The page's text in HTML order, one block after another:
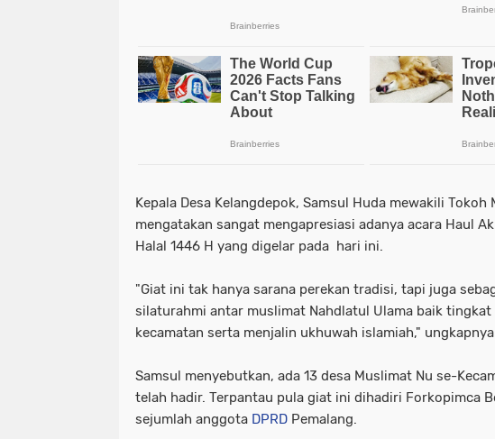
Kepala Desa Kelangdepok, Samsul Huda mewakili Tokoh
mengatakan sangat mengapresiasi adanya acara Haul
Halal 1446 H yang digelar pada hari ini.
"Giat ini tak hanya sarana perekan tradisi, tapi juga
silaturahmi antar muslimat Nahdlatul Ulama baik tingkat
kecamatan serta menjalin ukhuwah islamiah,"
Samsul menyebutkan, ada 13 desa Muslimat Nu se-
telah hadir. Terpantau pula giat ini dihadiri Forkopimca
sejumlah anggota DPRD Pemalang.